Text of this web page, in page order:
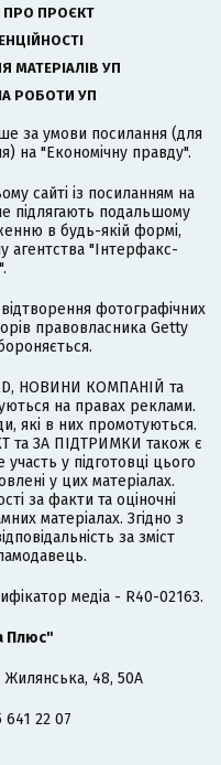
ПРО ПРОЄКТ
МАТЕРІАЛІВ УП
РОБОТИ УП
за умови посилання (для
на "Економічну правду".
сайті із посиланням на
підлягають подальшому
в будь-якій формі,
агентства "Інтерфакс-
фотографічних
правовласника Getty
НОВИНИ КОМПАНІЙ та
на правах реклами.
які в них промотуються.
та ЗА ПІДТРИМКИ також є
у підготовці цього
у цих матеріалах.
за факти та оціночні
матеріалах. Згідно з
за зміст
медіа - R40-02163.
Плюс"
Жилянська, 48, 50А
22 07